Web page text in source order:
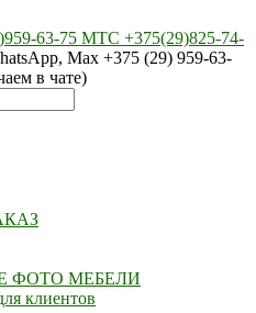
63-75 МТС +375(29)825-74-
Max +375 (29) 959-63-
в чате)
ФОТО МЕБЕЛИ
клиентов